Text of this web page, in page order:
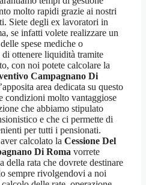
molto rapidi grazie ai nostri
Siete degli ex lavoratori in
se infatti volete realizzare un
spese mediche o
ottenere liquidità tramite
con noi potete calcolare la
Campagnano Di
area dedicata su questo
condizioni molto vantaggiose
che abbiamo stipulato
e che ci permette di
per tutti i pensionati.
calcolato la Cessione Del
Di Roma vorrete
della rata che dovrete destinare
sempre rivolgendovi a noi